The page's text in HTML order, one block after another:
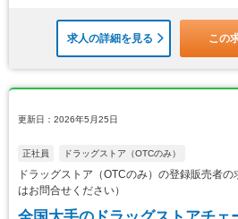
求人の詳細を見る この
更新日：2026年5月25日
正社員 ドラッグストア（OTCのみ）
ドラッグストア（OTCのみ）の登録販売者
はお問合せください）